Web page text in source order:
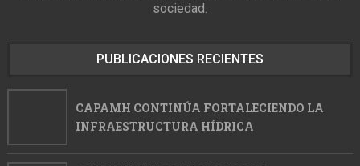
sociedad.
PUBLICACIONES RECIENTES
CAPAMH CONTINÚA FORTALECIENDO LA
INFRAESTRUCTURA HÍDRICA